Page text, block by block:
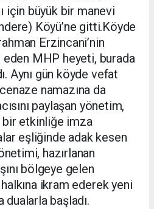
için büyük bir manevi
Köyü’ne gitti.Köyde
Erzincani’nin
eden MHP heyeti, burada
Aynı gün köyde vefat
namazına da
paylaşan yönetim,
bir etkinliğe imza
eşliğinde adak kesen
hazırlanan
bölgeye gelen
ikram ederek yeni
dualarla başladı.